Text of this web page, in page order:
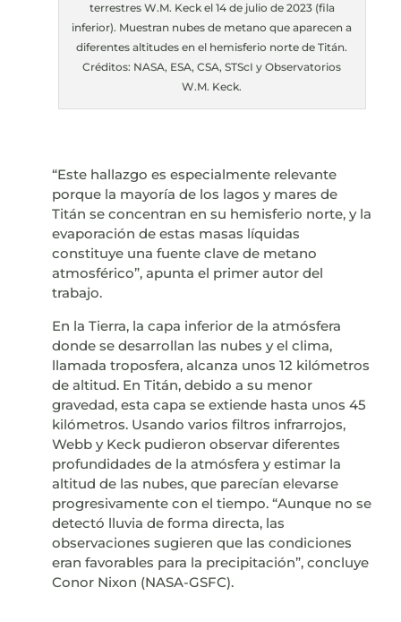
terrestres W.M. Keck el 14 de julio de 2023 (fila
inferior). Muestran nubes de metano que aparecen a
diferentes altitudes en el hemisferio norte de Titán.
Créditos: NASA, ESA, CSA, STScI y Observatorios
W.M. Keck.
“Este hallazgo es especialmente relevante
porque la mayoría de los lagos y mares de
Titán se concentran en su hemisferio norte, y la
evaporación de estas masas líquidas
constituye una fuente clave de metano
atmosférico”, apunta el primer autor del
trabajo.
En la Tierra, la capa inferior de la atmósfera
donde se desarrollan las nubes y el clima,
llamada troposfera, alcanza unos 12 kilómetros
de altitud. En Titán, debido a su menor
gravedad, esta capa se extiende hasta unos 45
kilómetros. Usando varios filtros infrarrojos,
Webb y Keck pudieron observar diferentes
profundidades de la atmósfera y estimar la
altitud de las nubes, que parecían elevarse
progresivamente con el tiempo. “Aunque no se
detectó lluvia de forma directa, las
observaciones sugieren que las condiciones
eran favorables para la precipitación”, concluye
Conor Nixon (NASA-GSFC).